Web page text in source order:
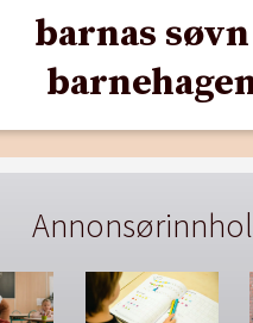
barnas